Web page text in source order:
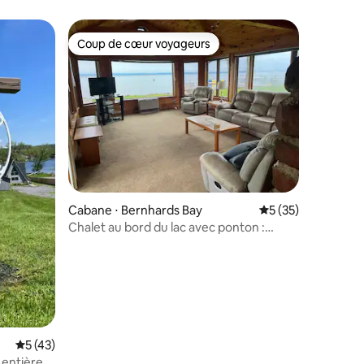
: 5 sur 5
appréciés
Évaluation moyenne sur la base de 43 commentaires : 5 sur 5
5 (43)
Coup de cœur voyageurs
Coup de cœur voyageurs
Cabane ⋅ Bernhards Bay Évaluation
5 (35)
Chalet au bord du lac avec ponton :